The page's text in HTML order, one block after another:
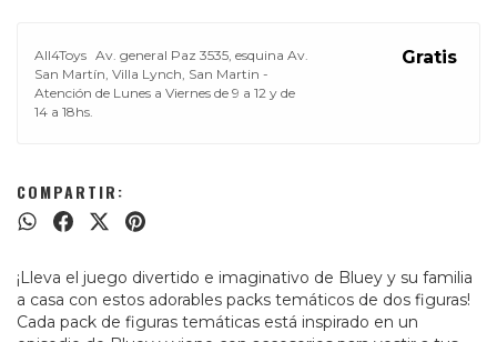
All4Toys Av. general Paz 3535, esquina Av.
San Martín, Villa Lynch, San Martin -
Atención de Lunes a Viernes de 9 a 12 y de
14 a 18hs.
Gratis
COMPARTIR:
¡Lleva el juego divertido e imaginativo de Bluey y su familia
a casa con estos adorables packs temáticos de dos figuras!
Cada pack de figuras temáticas está inspirado en un